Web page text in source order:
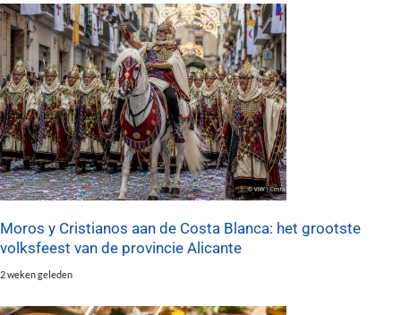
Moros y Cristianos aan de Costa Blanca: het grootste
volksfeest van de provincie Alicante
2 weken geleden